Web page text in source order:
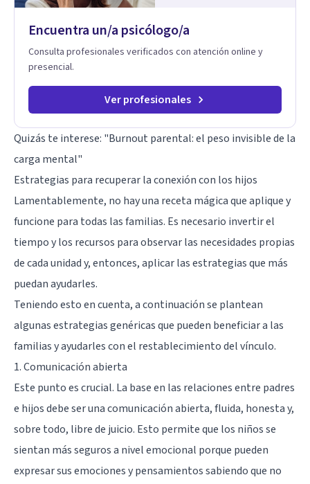
Trabajo con objetivos claros y realistas, sin fórmulas rígidas:
sobre tu vida diaria.
Encuentra un/a psicólogo/a
Consulta profesionales verificados con atención online y
presencial.
Ver profesionales
Quizás te interese: "Burnout parental: el peso invisible de la
carga mental"
Estrategias para recuperar la conexión con los hijos
Lamentablemente, no hay una receta mágica que aplique y
funcione para todas las familias. Es necesario invertir el
tiempo y los recursos para observar las necesidades propias
de cada unidad y, entonces, aplicar las estrategias que más
puedan ayudarles.
Teniendo esto en cuenta, a continuación se plantean
algunas estrategias genéricas que pueden beneficiar a las
familias y ayudarles con el restablecimiento del vínculo.
1. Comunicación abierta
Este punto es crucial. La base en las relaciones entre padres
e hijos debe ser una comunicación abierta, fluida, honesta y,
sobre todo, libre de juicio. Esto permite que los niños se
sientan más seguros a nivel emocional porque pueden
expresar sus emociones y pensamientos sabiendo que no